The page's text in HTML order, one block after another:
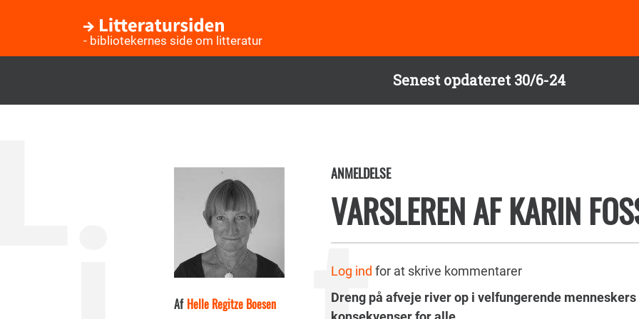
Senest opdateret 30/6-24
- bibliotekernes side om litteratur
Af Helle Regitze Boesen
ANMELDELSE
VARSLEREN AF KARIN
Log ind for at skrive kommentarer
Dreng på afveje river op i velfungerende